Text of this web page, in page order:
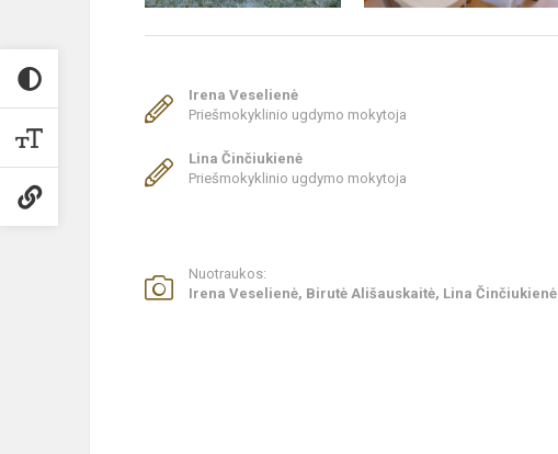
Irena Veselienė
Priešmokyklinio ugdymo mokytoja
Lina Činčiukienė
Priešmokyklinio ugdymo mokytoja
Nuotraukos:
Irena Veselienė, Birutė Ališauskaitė, Lina Činčiukienė